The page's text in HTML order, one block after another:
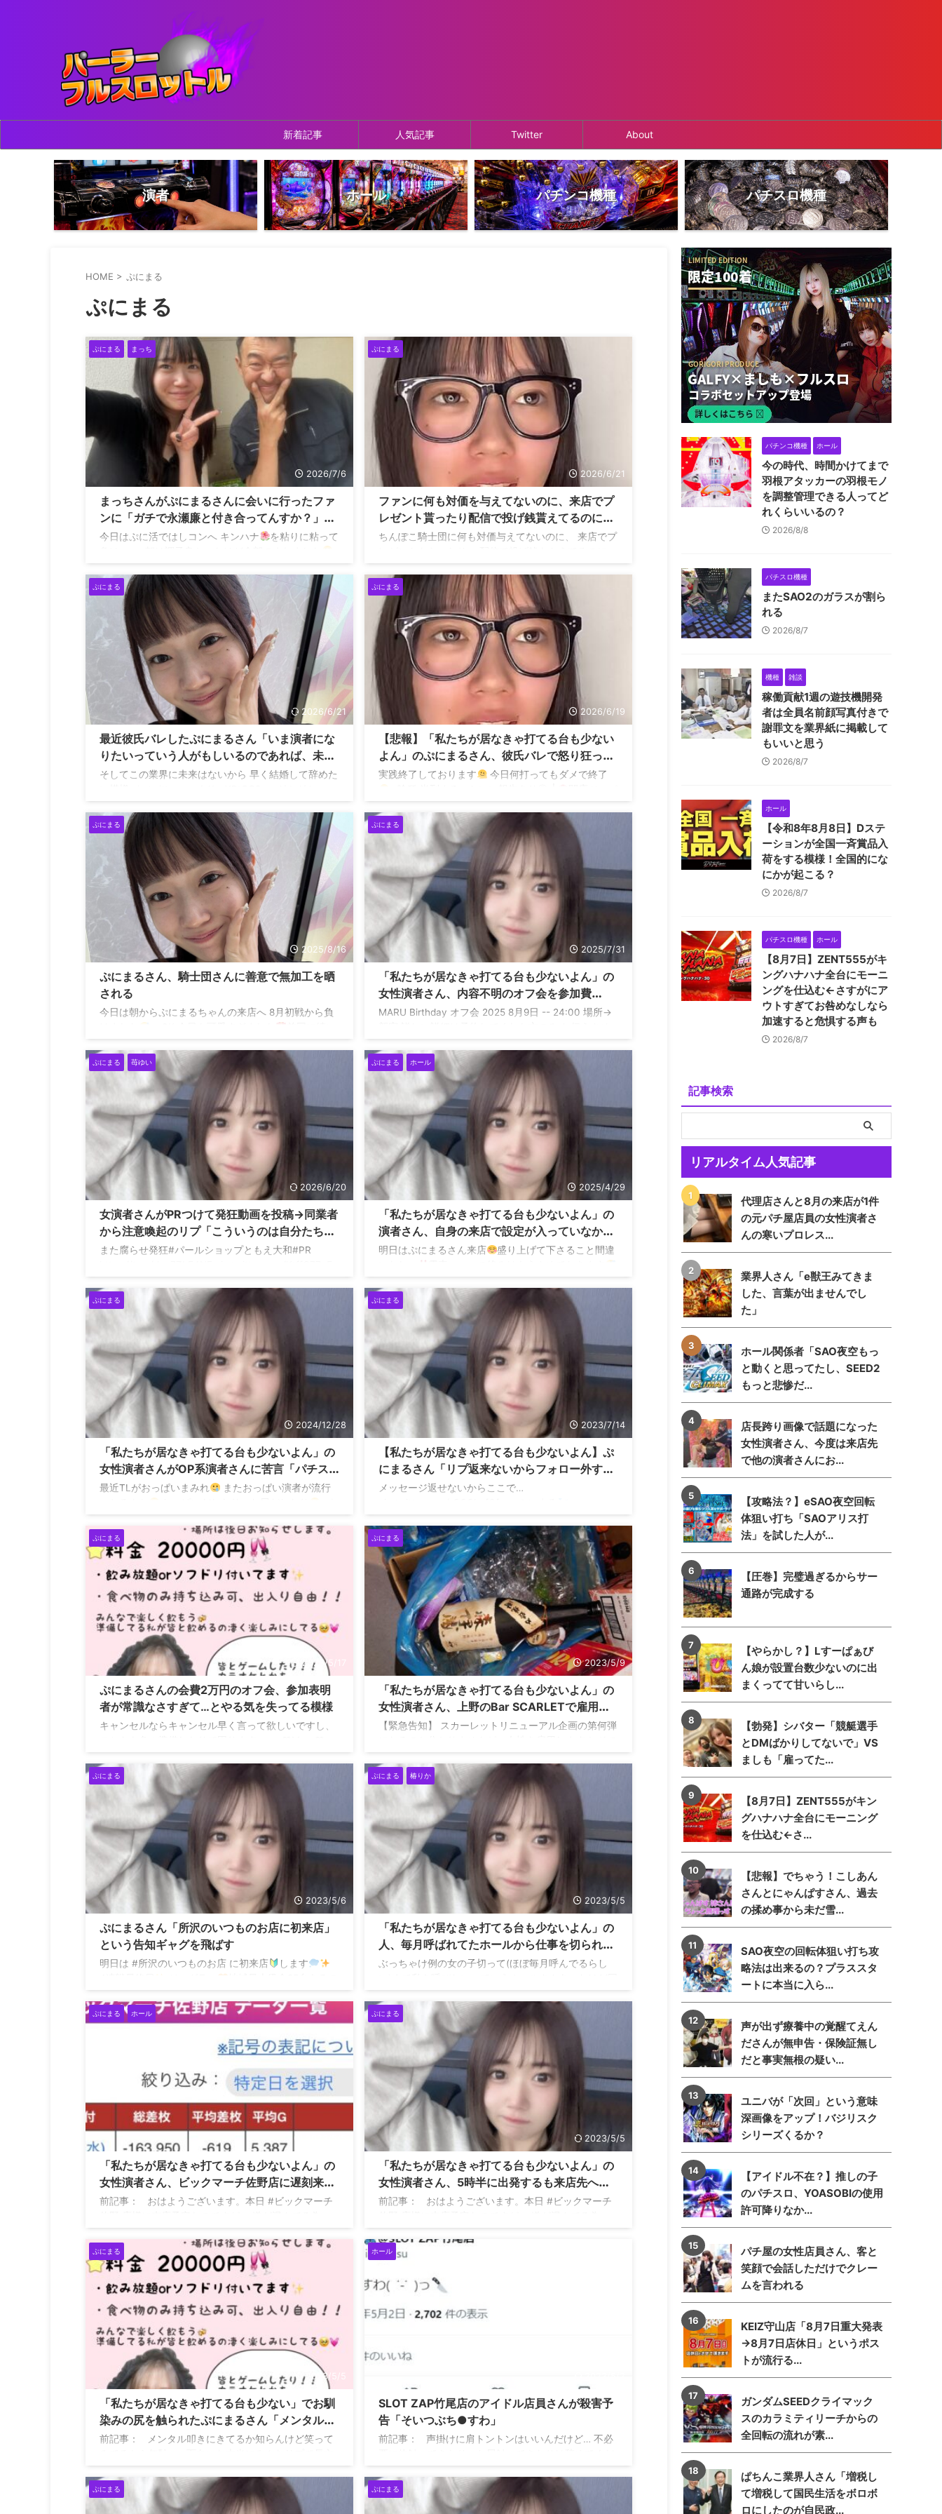
新着記事 人気記事 Twitter About
演者 ホール パチンコ機種 パチスロ機種
HOME > ぷにまる
ぷにまる
ぷにまる まっち
2026/7/6
まっちさんがぷにまるさんに会いに行ったファ
ンに「ガチで永瀬廉と付き合ってんすか？」と
真実味がなさそうな質問をする
今日はぷに活ではしコンへ キンハナ
を粘りに粘って
ございました
また来月かな
pic.twitter.com/PWNB9AdD4S — ダーさん
(@035sakochan) July 5, 2026
ぷにまる
2026/6/21
ファンに何も対価を与えてないのに、来店でプ
レゼント貰ったり配信で投げ銭貰えてるのに急
に、それが失くなってブチギレるのってなんで
ちんぽこ騎士団に何も対価与えてないのに、 来店でプ
んでだろ… https://t.co/GVveSvEjDl
pic.twitter.com/qYdgvhN3Kh — 死にかけのセミ
(@sumancoko_coo) June 20, 2026
ぷにまる
2026/6/21
最近彼氏バレしたぷにまるさん「いま演者にな
りたいっていう人がもしいるのであれば、未来
がないからやめたほうがいい。私はさっさと結
そしてこの業界に未来はないから 早く結婚して辞めた
ぷにまる
2026/6/19
【悲報】「私たちが居なきゃ打てる台も少ない
よん」のぷにまるさん、彼氏バレで怒り狂って
コアリスナーからの投げ銭が貰えにくくなり
TikTokライブでブチギレていた模様
実践終了しております
今日何打ってもダメで終了
ツッパ報告 (単)
リオエース いい報告あり◎
カバネリ いい報告あり◎ └閉店ツッパ1個前のや
つ！… https://t. ...
ぷにまる
2025/8/16
ぷにまるさん、騎士団さんに善意で無加工を晒
される
今日は朝からぷにまるちゃんの来店へ 8月初戦から負
ング合ったら会いに行きますね 今日はありがとう
@Puni__Maru_ pic.twitter.com/gtuSsIfozV — ダーさ
ん (@035sakochan) August 2, 2025
ぷにまる
2025/7/31
「私たちが居なきゃ打てる台も少ないよん」の
女性演者さん、内容不明のオフ会を参加費
20000円で実施する模様
MARU Birthday オフ会 2025 8月9日 -- 24:00 場所→
名様にします！！！ 【予約はDMにてお願いしま
す】 pic.twitter.com/D4Nr5zl1DI — Maru❤︎
(@remmm_maru) July 26, 2025
ぷにまる 苺ゆい
2026/6/20
女演者さんがPRつけて発狂動画を投稿→同業者
から注意喚起のリプ「こういうのは自分たちの
首絞めるだけ」
また腐らせ発狂#パールショップともえ大和#PR
ぷにまる ホール
2025/4/29
「私たちが居なきゃ打てる台も少ないよん」の
演者さん、自身の来店で設定が入っていなかっ
たらしく謝罪へ
明日はぷにまるさん来店
盛り上げて下さること間違
pic.twitter.com/BR7KjOnxn0 — カケるん@パールショ
ップともえ大和店店長
(@KAKEKAKE_TOMOE) April
26, 2025
ぷにまる
2024/12/28
「私たちが居なきゃ打てる台も少ないよん」の
女性演者さんがOP系演者さんに苦言「パチス
ロ好きで演者やってるんじゃないんかよ」
最近TLがおっぱいまみれ
またおっぱい演者が流行
にまる
(@Puni__Maru_) December 27, 2024
ぷにまる
2023/7/14
【私たちが居なきゃ打てる台も少ないよん】ぷ
にまるさん「リプ返来ないからフォロー外す
ね」系ファンにお気持ち表明
メッセージ返せないからここで…
ぷにまる
2023/5/17
ぷにまるさんの会費2万円のオフ会、参加表明
者が常識なさすぎて…とやる気を失ってる模様
キャンセルならキャンセル早く言って欲しいですし、
ぷにまる
2023/5/9
「私たちが居なきゃ打てる台も少ないよん」の
女性演者さん、上野のBar SCARLETで雇用さ
れる模様
【緊急告知】 スカーレットリニューアル企画の第何弾
(水)！ えー…佐藤独断で動いてるため、このツイート
で社員もバイトも知ることになります
みんなスマヌ
詳細は今日19:30からの配信で！
pic.twitter.com/ulPvhQftTP — SCARLET
livestream【スカーレットライブ】 (@LIVE202207)
May 8, 2023
ぷにまる
2023/5/6
ぷにまるさん「所沢のいつものお店に初来店」
という告知ギャグを飛ばす
明日は #所沢のいつものお店 に初来店
します
す！
明日もよろしくね！！！ 今月入って4連敗
wwwww pic.twitter.com/dCZmX520II — ぷにまる
(@Puni__Maru_) May 5, 2023
ぷにまる 椿りか
2023/5/5
「私たちが居なきゃ打てる台も少ないよん」の
人、毎月呼ばれてたホールから仕事を切られそ
うになっていた事を暴露されてしまう
ぶっちゃけ例の女の子切って(ほぼ毎月呼んでるらし
あ…確かにこっちが仕事取っちゃえば実質彼女の仕事1
件はなくなる形にはあるけどこっちもそんな人を元々
呼んでるホールには行きたくない…ｗ — りかしゃふち
@事故捏造ネキ (@U_pachikasu65) May 2,
2023
ぷにまる ホール
「私たちが居なきゃ打てる台も少ないよん」の
女性演者さん、ビックマーチ佐野店に遅刻来店
するもぶっこ抜きだった模様
前記事： おはようございます。本日 #ビックマーチ
時着となっております。 大変申し訳ございません。
— ぷにまる
(@Puni__Maru_) May 2, 2023
ぷにまる
2023/5/5
「私たちが居なきゃ打てる台も少ないよん」の
女性演者さん、5時半に出発するも来店先へ遅
刻して批判殺到www
前記事： おはようございます。本日 #ビックマーチ
時着となっております。 大変申し訳ございません。
— ぷにまる
ぷにまる
2023/5/5
「私たちが居なきゃ打てる台も少ない」でお馴
染みの尻を触られたぷにまるさん「メンタル叩
きにきてるか知らんけど笑ってみてるから無
前記事： メンタル叩きにきてるか知らんけど笑って
(@remmm_maru) May 2, 2023
ホール
SLOT ZAP竹尾店のアイドル店員さんが殺害予
告「そいつぶち●すわ」
前記事： 声掛けに肩トントンはいいんだけど… 不必
(@Puni__Maru_) May 2, 2023
ぷにまる ぷにまる
パチンコ機種 ホール
今の時代、時間かけてまで
羽根アタッカーの羽根モノ
を調整管理できる人ってど
れくらいいるの？
2026/8/8
パチスロ機種
またSAO2のガラスが割ら
れる
2026/8/7
機種 雑談
稼働貢献1週の遊技機開発
者は全員名前顔写真付きで
謝罪文を業界紙に掲載して
もいいと思う
2026/8/7
ホール
【令和8年8月8日】Dステ
ーションが全国一斉賞品入
荷をする模様！全国的にな
にかが起こる？
2026/8/7
パチスロ機種 ホール
【8月7日】ZENT555がキ
ングハナハナ全台にモーニ
ングを仕込む←さすがにア
ウトすぎてお咎めなしなら
加速すると危惧する声も
2026/8/7
記事検索
リアルタイム人気記事
代理店さんと8月の来店が1件
の元パチ屋店員の女性演者さ
んの寒いプロレス...
業界人さん「e獣王みてきま
した、言葉が出ませんでし
た」
ホール関係者「SAO夜空もっ
と動くと思ってたし、SEED2
もっと悲惨だ...
店長跨り画像で話題になった
女性演者さん、今度は来店先
で他の演者さんにお...
【攻略法？】eSAO夜空回転
体狙い打ち「SAOアリス打
法」を試した人が...
【圧巻】完璧過ぎるからサー
通路が完成する
【やらかし？】Lすーぱぁび
ん娘が設置台数少ないのに出
まくってて甘いらし...
【勃発】シバター「競艇選手
とDMばかりしてないで」VS
ましも「雇ってた...
【8月7日】ZENT555がキン
グハナハナ全台にモーニング
を仕込む←さ...
【悲報】でちゃう！こしあん
さんとにゃんぱすさん、過去
の揉め事から未だ雪...
SAO夜空の回転体狙い打ち攻
略法は出来るの？プラススタ
ートに本当に入ら...
声が出ず療養中の覚醒てえん
ださんが無申告・保険証無し
だと事実無根の疑い...
ユニバが「次回」という意味
深画像をアップ！バジリスク
シリーズくるか？
【アイドル不在？】推しの子
のパチスロ、YOASOBIの使用
許可降りなか...
パチ屋の女性店員さん、客と
笑顔で会話しただけでクレー
ムを言われる
KEIZ守山店「8月7日重大発表
→8月7日店休日」というポス
トが流行る...
ガンダムSEEDクライマック
スのカラミティリーチからの
全回転の流れが素...
ぱちんこ業界人さん「増税し
て増税して国民生活をボロボ
ロにしたのが自民政...